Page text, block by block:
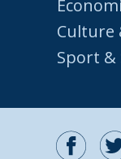
Culture
Sport &